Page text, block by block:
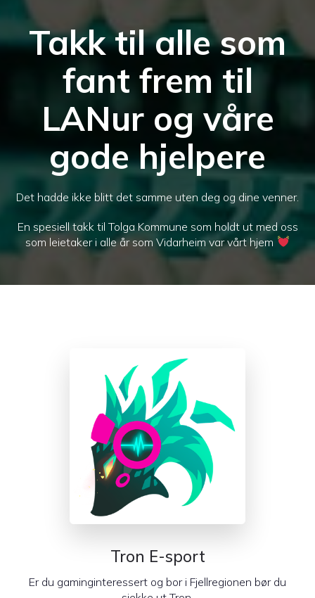
Takk til alle som
fant frem til
LANur og våre
gode hjelpere
Det hadde ikke blitt det samme uten deg og dine venner.
En spesiell takk til Tolga Kommune som holdt ut med oss
som leietaker i alle år som Vidarheim var vårt hjem
Tron E-sport
Er du gaminginteressert og bor i Fjellregionen bør du